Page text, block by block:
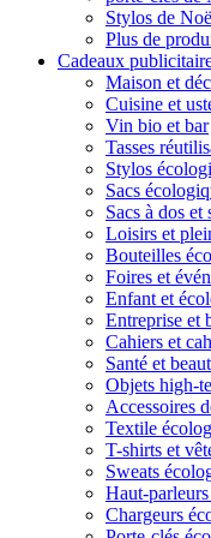
Stylos de
Plus de
Cadeaux
Maison et
Cuisine et
Vin bio et bar
Tasses
Stylos
Sacs
Sacs à dos et
Loisirs et
Bouteilles
Foires et
Enfant et
Entreprise et
Cahiers et
Santé et
Objets high-
Accessoires
Textile
T-shirts et
Sweats
Haut-
Chargeurs